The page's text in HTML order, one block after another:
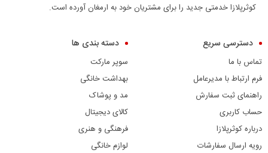
کوثرپلازا خدمتی جدید را برای مشتریان خود به ارمغان آورده است.
دسترسی سریع
تماس با ما
فرم ارتباط با مدیرعامل
راهنمای ثبت سفارش
حساب کاربری
درباره کوثرپلازا
رویه ارسال سفارشات
دسته بندی ها
سوپر مارکت
بهداشت خانگی
مد و پوشاک
کالای دیجیتال
فرهنگی و هنری
لوازم خانگی